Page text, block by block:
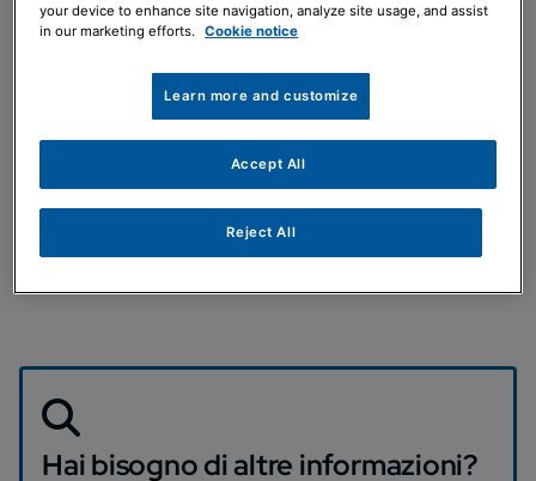
Ti va di condividere la tua
esperienza?
Il tuo feedback è davvero prezioso per
noi e ci aiuta a migliorare ogni giorno.
Lasciare una recensione richiede solo
un minuto, ma fa una grande differenza!
Hai bisogno di altre informazioni?
your device to enhance site navigation, analyze site usage, and assist
in our marketing efforts.
Cookie notice
Learn more and customize
Reject All
Accept All